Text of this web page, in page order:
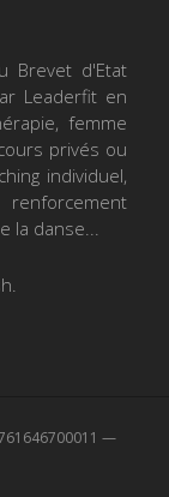
Brevet d'Etat
Leaderfit en
femme
privés ou
individuel,
danse...
—